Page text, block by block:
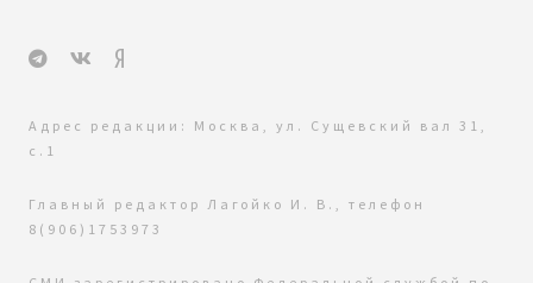
Адрес редакции: Москва, ул. Сущевский вал 31,
с.1
Главный редактор Лагойко И. В., телефон
8(906)1753973